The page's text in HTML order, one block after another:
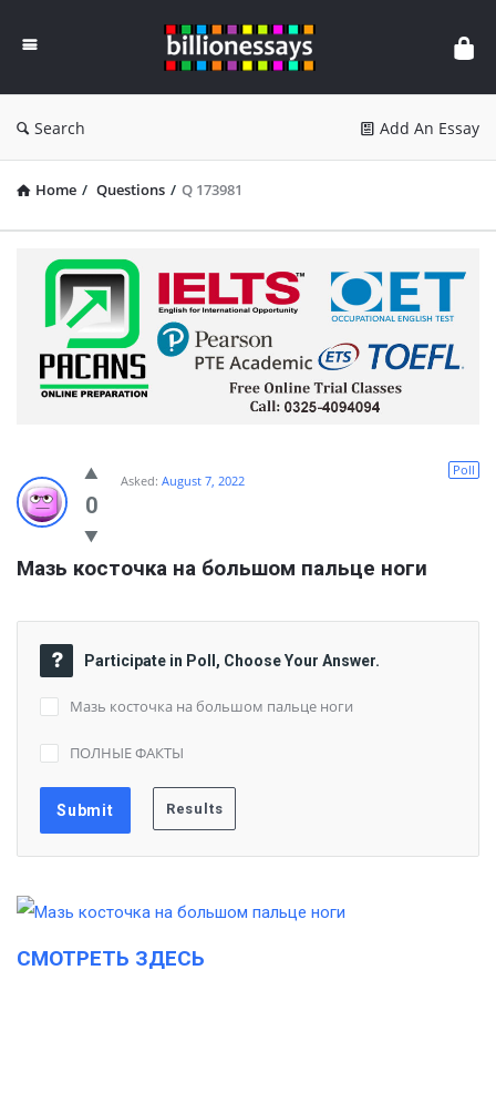
Essays
Search Add An Essay
Home / Questions / Q 173981
0
Poll
Asked: August 7, 2022
Мазь косточка на большом пальце ноги
Participate in Poll, Choose Your Answer.
Мазь косточка на большом пальце ноги
ПОЛНЫЕ ФАКТЫ
СМОТРЕТЬ ЗДЕСЬ